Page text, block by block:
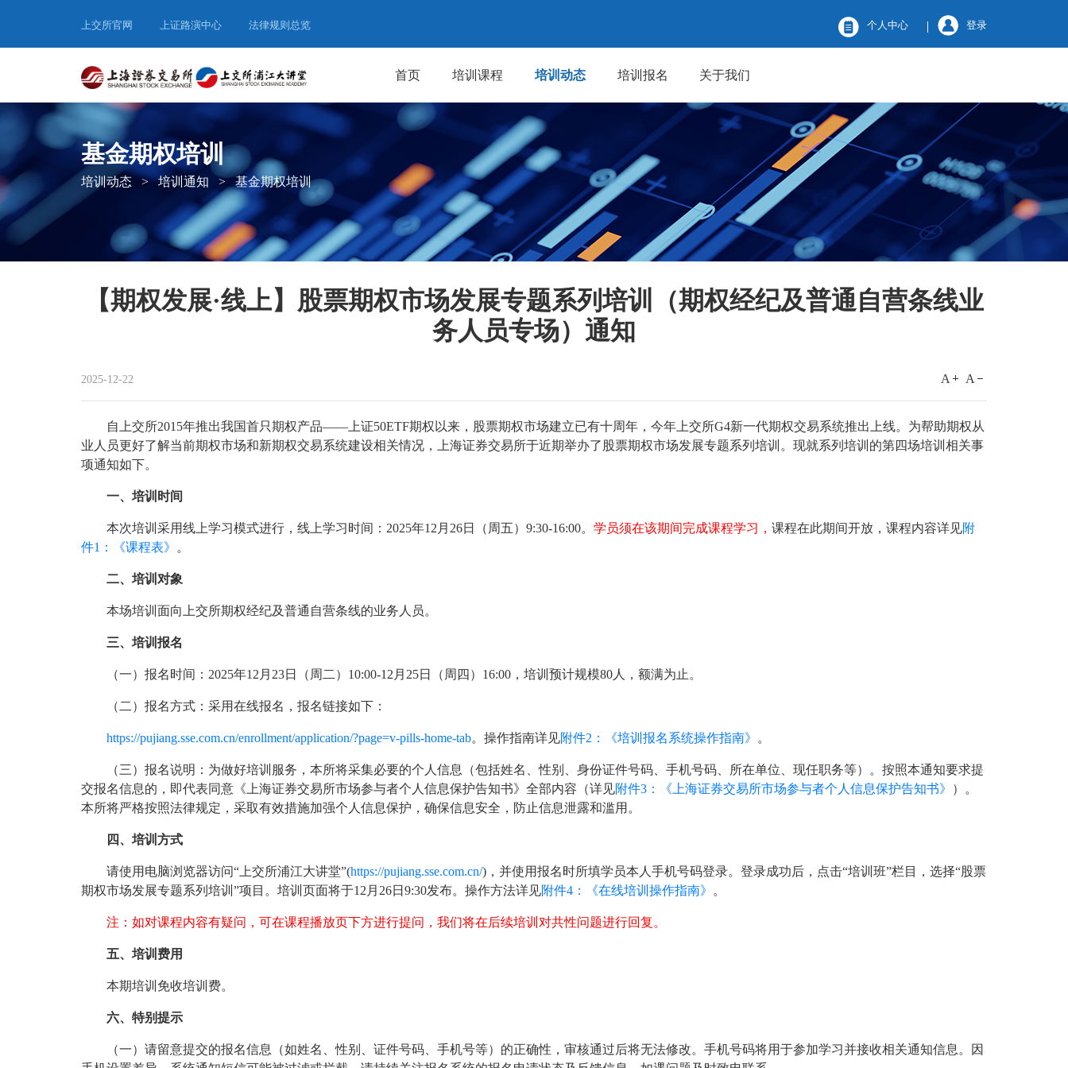
上交所官网 上证路演中心 法律规则总览 个人中心 登录
首页 培训课程 培训动态 培训报名 关于我们
基金期权培训
培训动态 > 培训通知 > 基金期权培训
【期权发展·线上】股票期权市场发展专题系列培训（期权经纪及普通自营条线业
务人员专场）通知
2025-12-22 A A
自上交所2015年推出我国首只期权产品——上证50ETF期权以来，股票期权市场建立已有十周年，今年上交所G4新一代期权交易系统推出上线。为帮助期权从
业人员更好了解当前期权市场和新期权交易系统建设相关情况，上海证券交易所于近期举办了股票期权市场发展专题系列培训。现就系列培训的第四场培训相关事
项通知如下。
一、培训时间
本次培训采用线上学习模式进行，线上学习时间：2025年12月26日（周五）9:30-16:00。 学员须在该期间完成课程学习， 课程在此期间开放，课程内容详见附
件1：《课程表》
。
二、培训对象
本场培训面向上交所期权经纪及普通自营条线的业务人员。
三、培训报名
（一）报名时间：2025年12月23日（周二）10:00-12月25日（周四）16:00，培训预计规模80人，额满为止。
（二）报名方式：采用在线报名，报名链接如下：
https://pujiang.sse.com.cn/enrollment/application/?page=v-pills-home-tab。操作指南详见附件2：《培训报名系统操作指南》 。
（三）报名说明：为做好培训服务，本所将采集必要的个人信息（包括姓名、性别、身份证件号码、手机号码、所在单位、现任职务等）。按照本通知要求提
交报名信息的，即代表同意《上海证券交易所市场参与者个人信息保护告知书》全部内容（详见附件3：《上海证券交易所市场参与者个人信息保护告知书》
）。
本所将严格按照法律规定，采取有效措施加强个人信息保护，确保信息安全，防止信息泄露和滥用。
四、培训方式
请使用电脑浏览器访问“上交所浦江大讲堂”(https://pujiang.sse.com.cn/)，并使用报名时所填学员本人手机号码登录。登录成功后，点击“培训班”栏目，选择“股票
期权市场发展专题系列培训”项目。培训页面将于12月26日9:30发布。操作方法详见附件4：《在线培训操作指南》 。
注：如对课程内容有疑问，可在课程播放页下方进行提问，我们将在后续培训对共性问题进行回复。
五、培训费用
本期培训免收培训费。
六、特别提示
（一）请留意提交的报名信息（如姓名、性别、证件号码、手机号等）的正确性，审核通过后将无法修改。手机号码将用于参加学习并接收相关通知信息。因